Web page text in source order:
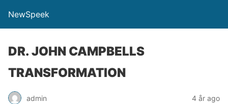
NewSpeek
DR. JOHN CAMPBELLS
TRANSFORMATION
admin 4 år ago